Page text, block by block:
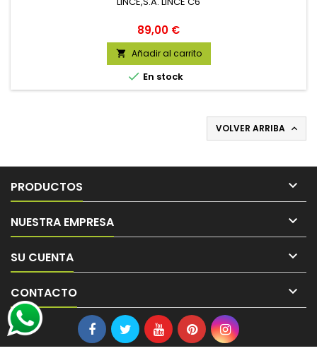
Precio
89,00 €
 Añadir al carrito
 En stock
VOLVER ARRIBA 
PRODUCTOS 
NUESTRA EMPRESA 
SU CUENTA 
CONTACTO 